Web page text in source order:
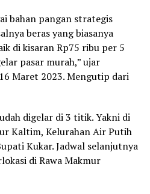
bahan pangan strategis
beras yang biasanya
di kisaran Rp75 ribu per 5
pasar murah,” ujar
Maret 2023. Mengutip dari
digelar di 3 titik. Yakni di
Kaltim, Kelurahan Air Putih
Kukar. Jadwal selanjutnya
di Rawa Makmur